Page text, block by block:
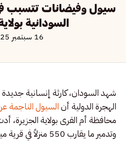
سيول وفيضانات تتسبب
السودانية
16 سبتمبر 2025
شهد السودان، كارثة إنسانية
الهجرة الدولية أنالسيول الناجمة
وتدمير ما يقارب 550 منزلاً في قرية ميجر 6.